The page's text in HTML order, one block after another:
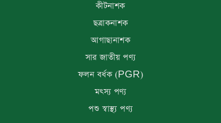
কীটনাশক
ছত্রাকনাশক
আগাছানাশক
সার জাতীয় পণ্য
ফলন বর্ধক (PGR)
মৎস্য পণ্য
পশু স্বাস্থ্য পণ্য